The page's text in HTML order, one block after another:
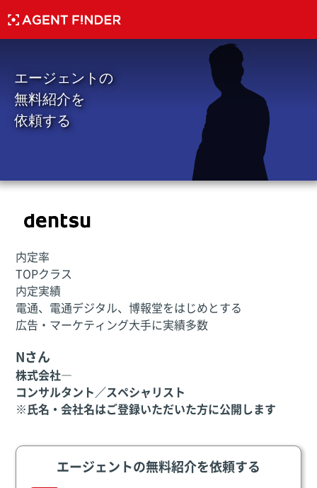
エージェントの
無料紹介を
依頼する
内定率
TOPクラス
内定実績
電通、電通デジタル、博報堂をはじめとする
広告・マーケティング大手に実績多数
Nさん
株式会社―
コンサルタント／スペシャリスト
※氏名・会社名はご登録いただいた方に公開します
エージェントの無料紹介を依頼する